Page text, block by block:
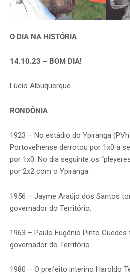
O DIA NA HISTÓRIA
14.10.23 – BOM DIA!
Lúcio Albuquerque
RONDÔNIA
1923 – No estádio do Ypiranga
Portovelhense derrotou por 1x0 a
por 1x0. No dia seguinte os
por 2x2 com o Ypiranga.
1956 – Jayme Araújo dos Santos
governador do Território.
1963 – Paulo Eugênio Pinto
governador do Território
1980 – O prefeito interino Haroldo